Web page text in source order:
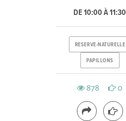
DE 10:00 À 11:30
RESERVE-NATURELLE
PAPILLONS
878 0